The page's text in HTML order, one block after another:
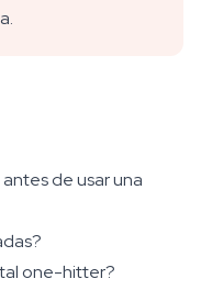
de usar una
one-hitter?